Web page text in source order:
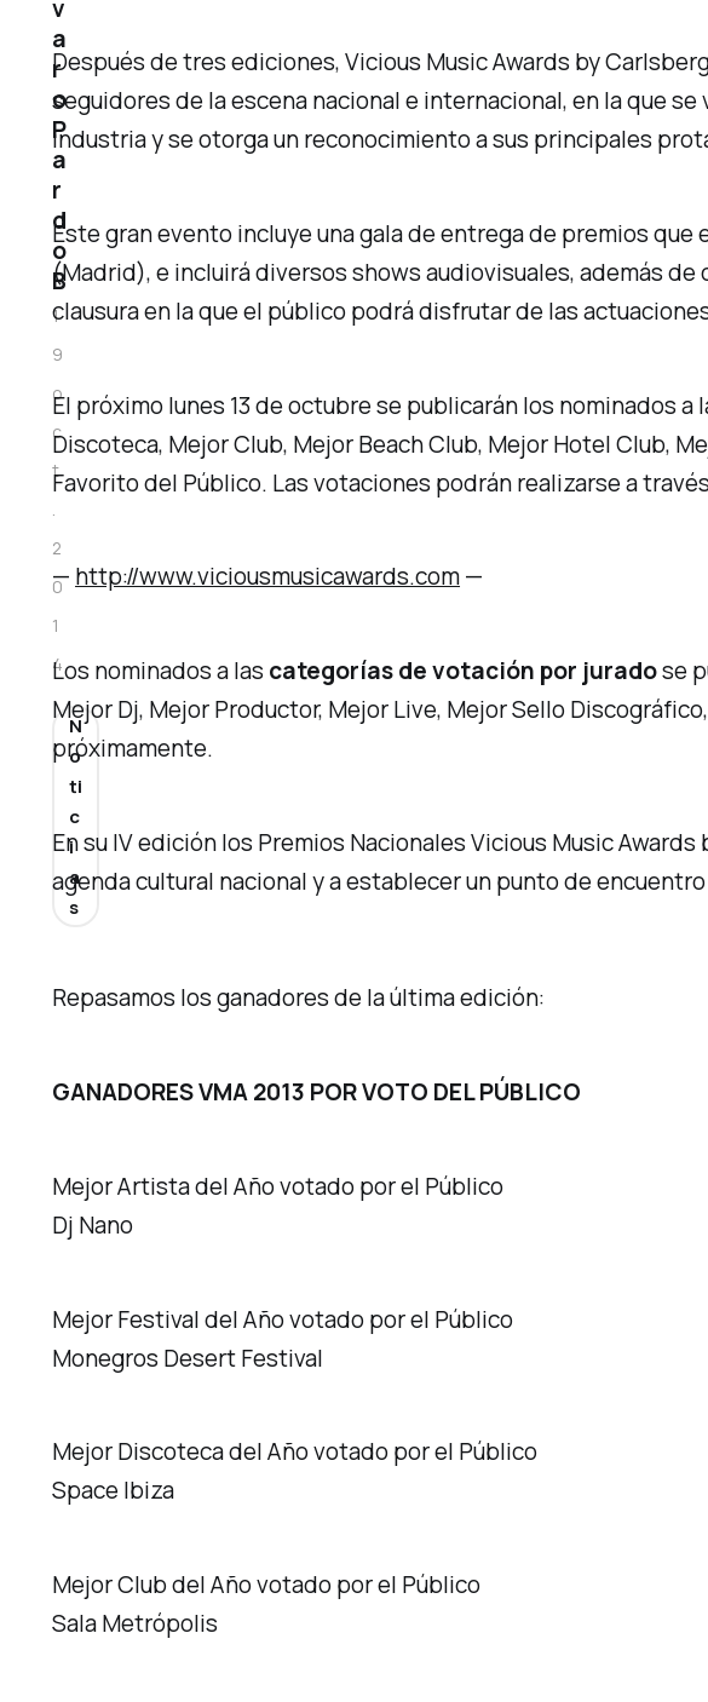
Después de tres ediciones, Vicious Music Awards by
seguidores de la escena nacional e internacional, en la que
industria y se otorga un reconocimiento a sus principales
Este gran evento incluye una gala de entrega de premios
(Madrid), e incluirá diversos shows audiovisuales, además
clausura en la que el público podrá disfrutar de las
El próximo lunes 13 de octubre se publicarán los nominados a
Discoteca, Mejor Club, Mejor Beach Club, Mejor Hotel Club,
Favorito del Público. Las votaciones podrán realizarse a
— http://www.viciousmusicawards.com—
Los nominados a las categorías de votación por juradose
Mejor Dj, Mejor Productor, Mejor Live, Mejor Sello
próximamente.
En su IV edición los Premios Nacionales Vicious Music
agenda cultural nacional y a establecer un punto de
Repasamos los ganadores de la última edición:
GANADORES VMA 2013 POR VOTO DEL PÚBLICO
Mejor Artista del Año votado por el Público
Dj Nano
Mejor Festival del Año votado por el Público
Monegros Desert Festival
Mejor Discoteca del Año votado por el Público
Space Ibiza
Mejor Club del Año votado por el Público
Sala Metrópolis
v
a
r
o
P
a
r
d
o
B
1
9
o
c
t
.
2
0
1
4
N
o
ti
c
i
a
s